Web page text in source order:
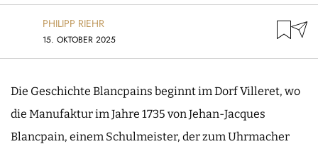
PHILIPP RIEHR
15. OKTOBER 2025
Die Geschichte Blancpains beginnt im Dorf Villeret, wo
die Manufaktur im Jahre 1735 von Jehan-Jacques
Blancpain, einem Schulmeister, der zum Uhrmacher